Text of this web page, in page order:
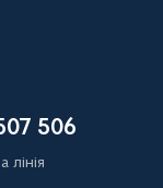
506
лінія